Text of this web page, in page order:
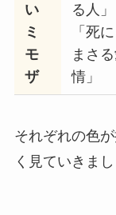
い
ミ
モ
ザ
る人」
「死
まさ
情」
それぞれの色
く見ていきまし